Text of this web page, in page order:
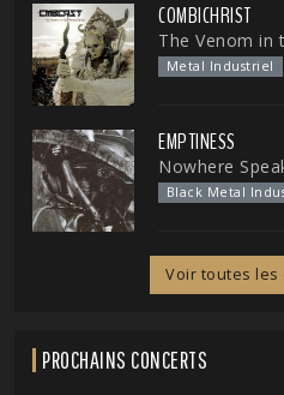
COMBICHRIST
The Venom in
Metal Industriel
EMPTINESS
Nowhere
Black Metal
Voir toutes les
PROCHAINS CONCERTS